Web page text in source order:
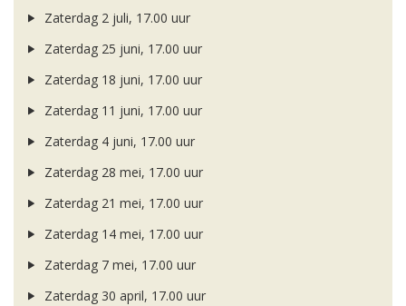
Zaterdag 2 juli, 17.00 uur
Zaterdag 25 juni, 17.00 uur
Zaterdag 18 juni, 17.00 uur
Zaterdag 11 juni, 17.00 uur
Zaterdag 4 juni, 17.00 uur
Zaterdag 28 mei, 17.00 uur
Zaterdag 21 mei, 17.00 uur
Zaterdag 14 mei, 17.00 uur
Zaterdag 7 mei, 17.00 uur
Zaterdag 30 april, 17.00 uur